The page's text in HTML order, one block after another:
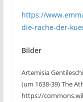
https://
die-rache-der-
Bilder
Artemisia
(um 1638-39) The
https://